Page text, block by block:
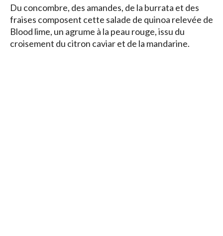
Du concombre, des amandes, de la burrata et des
fraises composent cette salade de quinoa relevée de
Blood lime, un agrume à la peau rouge, issu du
croisement du citron caviar et de la mandarine.